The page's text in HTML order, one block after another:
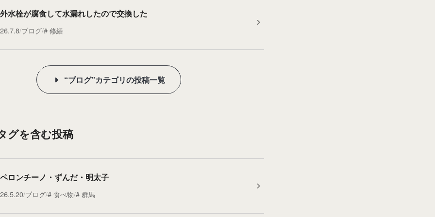
水栓が腐食して水漏れしたので交換した
ブログ 修繕
“ブログ”カテゴリの投稿一覧
グを含む投稿
ロンチーノ・ずんだ・明太子
ブログ 食べ物 群馬